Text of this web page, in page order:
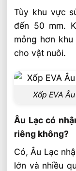
Tùy khu vực
đến 50 mm.
mỏng hơn
cho vật nuôi.
Xốp EVA
Âu Lạc có
riêng không?
Có, Âu Lạc
lớn và nhiều